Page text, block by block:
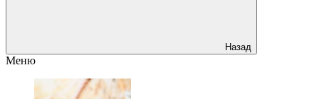
Назад
Меню